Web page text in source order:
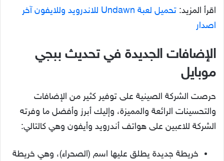
اقرأ المزيد:
تحميل لعبة Undawn للاندرويد وللايفون آخر
اصدار
الإضافات الجديدة في تحديث ببجي
موبايل
حرصت الشركة الصينية على توفير كثير من الإضافات
والتحسينات الرائعة والمميزة، وإليك أبرز وأفضل ما وفرته
الشركة للاعبين على هواتف أندرويد وأيفون وهي كالتالي:
خريطة جديدة يطلق عليها اسم (الصحراء)، وهي خريطة